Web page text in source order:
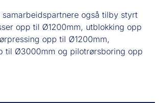
også tilby styrt
opp til Ø1200mm, utblokking opp
opp til Ø1200mm,
til Ø3000mm og pilotrørsboring opp